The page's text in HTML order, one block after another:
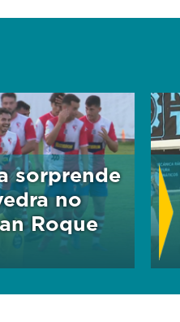
sorprende
no
Roque